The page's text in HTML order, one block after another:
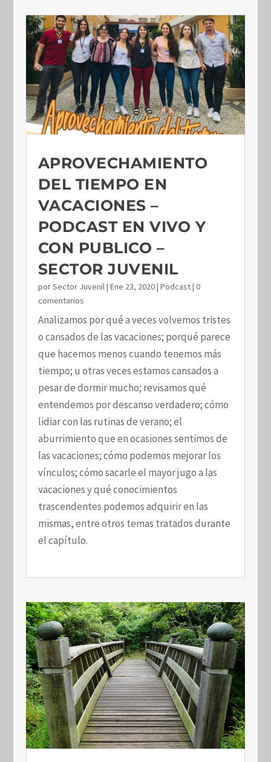
APROVECHAMIENTO
DEL TIEMPO EN
VACACIONES –
PODCAST EN VIVO Y
CON PUBLICO –
SECTOR JUVENIL
porSector Juvenil| Ene 23, 2020| Podcast| 0
comentarios
Analizamos por qué a veces volvemos tristes
o cansados de las vacaciones; porqué parece
que hacemos menos cuando tenemos más
tiempo; u otras veces estamos cansados a
pesar de dormir mucho; revisamos qué
entendemos por descanso verdadero; cómo
lidiar con las rutinas de verano; el
aburrimiento que en ocasiones sentimos de
las vacaciones; cómo podemos mejorar los
vínculos; cómo sacarle el mayor jugo a las
vacaciones y qué conocimientos
trascendentes podemos adquirir en las
mismas, entre otros temas tratados durante
el capítulo.